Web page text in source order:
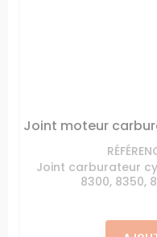
Joint moteur
Joint carburateur
8300, 8350,